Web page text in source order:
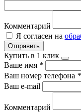
Комментарий
Я согласен на
Отправить
Купить в 1 клик
Ваше имя *
Ваш номер телефона *
Ваш e-mail
Комментарий